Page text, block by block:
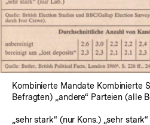
Kombinierte Mandate Kombinierte
Befragten) „andere“ Parteien (alle
„sehr stark“ (nur Kons.) „sehr